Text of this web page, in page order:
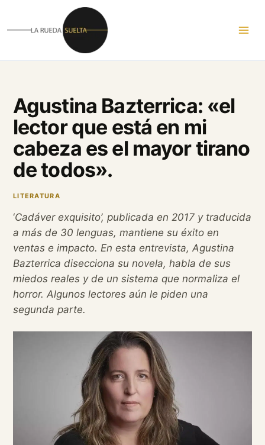
contenido
Agustina Bazterrica: «el
lector que está en mi
cabeza es el mayor tirano
de todos».
LITERATURA
‘Cadáver exquisito’, publicada en 2017 y traducida
a más de 30 lenguas, mantiene su éxito en
ventas e impacto. En esta entrevista, Agustina
Bazterrica disecciona su novela, habla de sus
miedos reales y de un sistema que normaliza el
horror. Algunos lectores aún le piden una
segunda parte.